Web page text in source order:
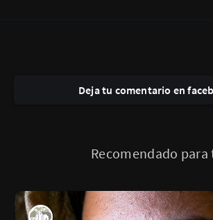
Deja tu comentario en
Recomendado para